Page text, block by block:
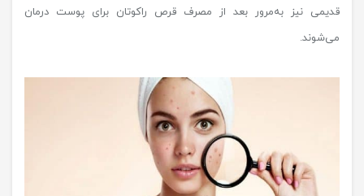
قدیمی نیز به‌مرور بعد از مصرف قرص راکوتان برای پوست درمان
می‌شوند.